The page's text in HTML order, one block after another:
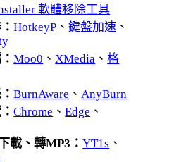
軟體移除工具
HotkeyP 、鍵盤加速 、
Moo0 、 XMedia 、格
BurnAware 、 AnyBurn
Chrome 、Edge 、
載、轉MP3：YT1s 、